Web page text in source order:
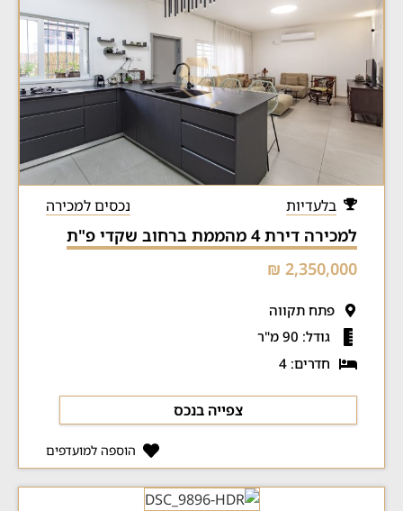
בלעדיות נכסים למכירה
למכירה דירת 4 מהממת ברחוב שקדי פ"ת
2,350,000 ₪
פתח תקווה
גודל: 90 מ"ר
חדרים: 4
צפייה בנכס
הוספה למועדפים